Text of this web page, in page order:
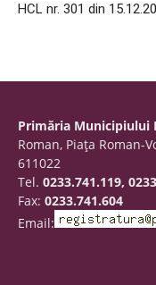
HCL nr. 301 din
Primăria Municipiului
Roman, Piaţa Roman-
611022
Tel. 0233.741.119,
Fax: 0233.741.604
Email: